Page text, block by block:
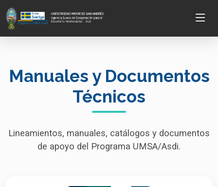
Manuales y Documentos
Técnicos
Lineamientos, manuales, catálogos y documentos
de apoyo del Programa UMSA/Asdi.